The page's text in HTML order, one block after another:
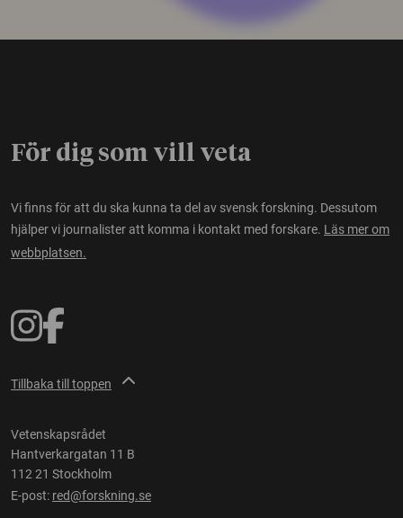
För dig som vill veta
Vi finns för att du ska kunna ta del av svensk forskning. Dessutom
hjälper vi journalister att komma i kontakt med forskare. Läs mer om
webbplatsen.
Tillbaka till toppen
Vetenskapsrådet
Hantverkargatan 11 B
112 21 Stockholm
E-post: red@forskning.se